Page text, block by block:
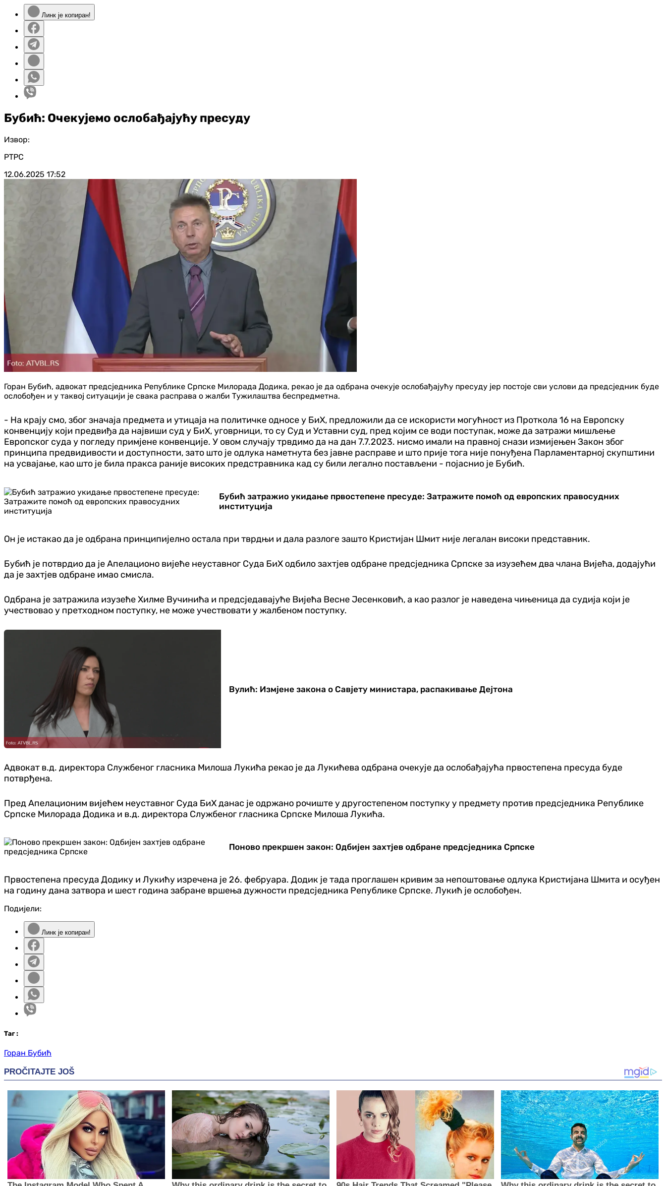
Линк је копиран!
Бубић: Очекујемо ослобађајућу пресуду
Извор:
РТРС
12.06.2025 17:52
Горан Бубић, адвокат предсједника Републике Српске Милорада Додика, рекао је да одбрана очекује ослобађајућу пресуду јер постоје сви услови да предсједник буде
ослобођен и у таквој ситуацији је свака расправа о жалби Тужилаштва беспредметна.
- На крају смо, због значаја предмета и утицаја на политичке односе у БиХ, предложили да се искористи могућност из Проткола 16 на Европску
конвенцију који предвиђа да највиши суд у БиХ, уговрници, то су Суд и Уставни суд, пред којим се води поступак, може да затражи мишљење
Европског суда у погледу примјене конвенције. У овом случају трвдимо да на дан 7.7.2023. нисмо имали на правној снази измијењен Закон због
принципа предвидивости и доступности, зато што је одлука наметнута без јавне расправе и што прије тога није понуђена Парламентарној скупштини
на усвајање, као што је била пракса раније високих предстравника кад су били легално постављени - појаснио је Бубић.
Бубић затражио укидање првостепене пресуде: Затражите помоћ од европских правосудних
институција
Он је истакао да је одбрана принципијелно остала при тврдњи и дала разлоге зашто Кристијан Шмит није легалан високи представник.
Бубић је потврдио да је Апелационо вијеће неуставног Суда БиХ одбило захтјев одбране предсједника Српске за изузећем два члана Вијећа, додајући
да је захтјев одбране имао смисла.
Одбрана је затражила изузеће Хилме Вучинића и предсједавајуће Вијећа Весне Јесенковић, а као разлог је наведена чињеница да судија који је
учествовао у претходном поступку, не може учествовати у жалбеном поступку.
Вулић: Измјене закона о Савјету министара, распакивање Дејтона
Адвокат в.д. директора Службеног гласника Милоша Лукића рекао је да Лукићева одбрана очекује да ослобађајућа првостепена пресуда буде
потврђена.
Пред Апелационим вијећем неуставног Суда БиХ данас је одржано рочиште у другостепеном поступку у предмету против предсједника Републике
Српске Милорада Додика и в.д. директора Службеног гласника Српске Милоша Лукића.
Поново прекршен закон: Одбијен захтјев одбране предсједника Српске
Првостепена пресуда Додику и Лукићу изречена је 26. фебруара. Додик је тада проглашен кривим за непоштовање одлука Кристијана Шмита и осуђен
на годину дана затвора и шест година забране вршења дужности предсједника Републике Српске. Лукић је ослобођен.
Подијели:
Линк је копиран!
Таг :
Горан Бубић